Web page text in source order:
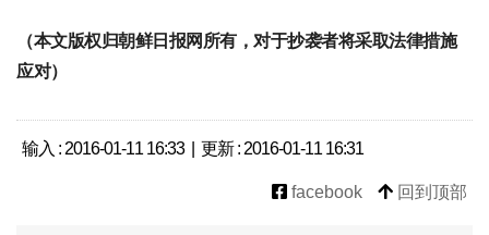
（本文版权归朝鲜日报网所有，对于抄袭者将采取法律措施
应对）
输入 : 2016-01-11 16:33 | 更新 : 2016-01-11 16:31
facebook 回到顶部